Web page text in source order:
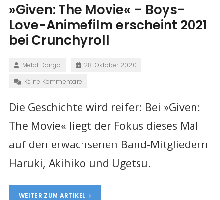
»Given: The Movie« – Boys-
Love-Animefilm erscheint 2021
bei Crunchyroll
Metal Dango
28. Oktober 2020
Keine Kommentare
Die Geschichte wird reifer: Bei »Given:
The Movie« liegt der Fokus dieses Mal
auf den erwachsenen Band-Mitgliedern
Haruki, Akihiko und Ugetsu.
WEITER ZUM ARTIKEL